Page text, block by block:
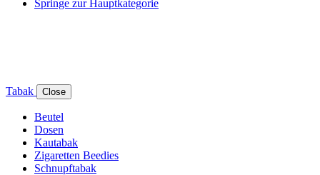
Springe zur Hauptkategorie
Tabak Close
Beutel
Dosen
Kautabak
Zigaretten Beedies
Schnupftabak